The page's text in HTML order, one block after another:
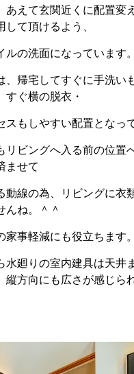
あえて玄関近くに配置変
して頂けるよう、
ルの洗面になっています。
、帰宅してすぐに手洗い
すぐ横の脱衣・
スもしやすい配置となっ
リビングへ入る前の位置
ませて
動線の為、リビングに衣
んね。＾＾
家事軽減にも役立ちます。
水廻りの室内建具は天井
縦方向にも広さが感じら